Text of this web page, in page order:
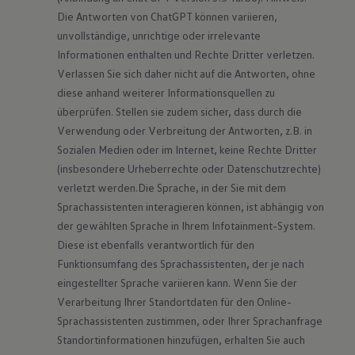
Die Antworten von ChatGPT können variieren,
unvollständige, unrichtige oder irrelevante
Informationen enthalten und Rechte Dritter verletzen.
Verlassen Sie sich daher nicht auf die Antworten, ohne
diese anhand weiterer Informationsquellen zu
überprüfen. Stellen sie zudem sicher, dass durch die
Verwendung oder Verbreitung der Antworten, z.B. in
Sozialen Medien oder im Internet, keine Rechte Dritter
(insbesondere Urheberrechte oder Datenschutzrechte)
verletzt werden.Die Sprache, in der Sie mit dem
Sprachassistenten interagieren können, ist abhängig von
der gewählten Sprache in Ihrem Infotainment-System.
Diese ist ebenfalls verantwortlich für den
Funktionsumfang des Sprachassistenten, der je nach
eingestellter Sprache variieren kann. Wenn Sie der
Verarbeitung Ihrer Standortdaten für den Online-
Sprachassistenten zustimmen, oder Ihrer Sprachanfrage
Standortinformationen hinzufügen, erhalten Sie auch